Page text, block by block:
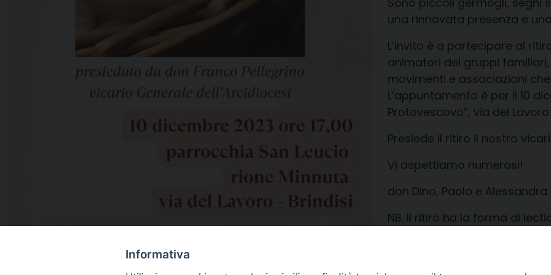
una rinnovata presenza e
L’invito è a partecipare al
animatori dei gruppi
movimenti e associazioni
L’appuntamento è per il 10
Protovescovo”, via del
Presiede il ritiro il nostro
Vi aspettiamo numerosi!
don Dino, Paolo e Alessandra
NB. Il ritiro ha la forma di
Informativa